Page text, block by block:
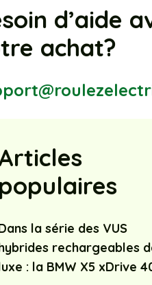
d’aide
achat?
populaires
la série des VUS
rechargeables
: la BMW X5 xDrive